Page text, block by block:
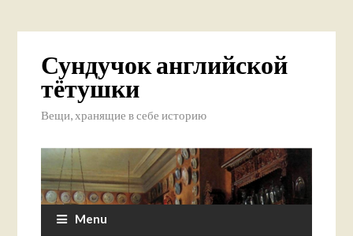
Сундучок английской
тётушки
Вещи, хранящие в себе историю
Menu